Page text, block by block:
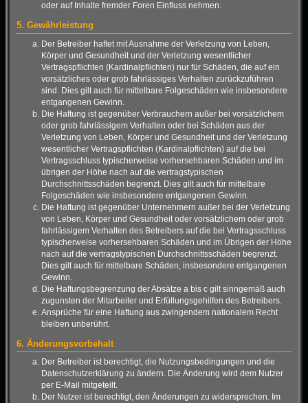
oder auf Inhalte fremder Foren Einfluss nehmen.
5. Gewährleistung
Der Betreiber haftet mit Ausnahme der Verletzung von Leben,
Körper und Gesundheit und der Verletzung wesentlicher
Vertragspflichten (Kardinalpflichten) nur für Schäden, die auf ein
vorsätzliches oder grob fahrlässiges Verhalten zurückzuführen
sind. Dies gilt auch für mittelbare Folgeschäden wie insbesondere
entgangenen Gewinn.
Die Haftung ist gegenüber Verbrauchern außer bei vorsätzlichem
oder grob fahrlässigem Verhalten oder bei Schäden aus der
Verletzung von Leben, Körper und Gesundheit und der Verletzung
wesentlicher Vertragspflichten (Kardinalpflichten) auf die bei
Vertragsschluss typischerweise vorhersehbaren Schäden und im
übrigen der Höhe nach auf die vertragstypischen
Durchschnittsschäden begrenzt. Dies gilt auch für mittelbare
Folgeschäden wie insbesondere entgangenen Gewinn.
Die Haftung ist gegenüber Unternehmern außer bei der Verletzung
von Leben, Körper und Gesundheit oder vorsätzlichem oder grob
fahrlässigem Verhalten des Betreibers auf die bei Vertragsschluss
typischerweise vorhersehbaren Schäden und im Übrigen der Höhe
nach auf die vertragstypischen Durchschnittsschäden begrenzt.
Dies gilt auch für mittelbare Schäden, insbesondere entgangenen
Gewinn.
Die Haftungsbegrenzung der Absätze a bis c gilt sinngemäß auch
zugunsten der Mitarbeiter und Erfüllungsgehilfen des Betreibers.
Ansprüche für eine Haftung aus zwingendem nationalem Recht
bleiben unberührt.
6. Änderungsvorbehalt
Der Betreiber ist berechtigt, die Nutzungsbedingungen und die
Datenschutzerklärung zu ändern. Die Änderung wird dem Nutzer
per E-Mail mitgeteilt.
Der Nutzer ist berechtigt, den Änderungen zu widersprechen. Im